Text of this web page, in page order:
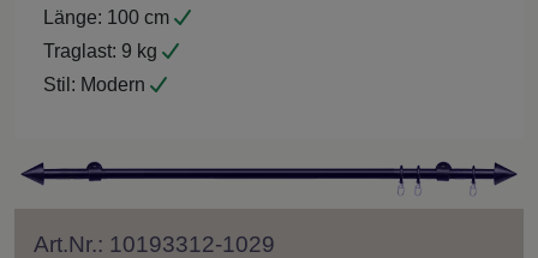
Länge: 100 cm
Traglast: 9 kg
Stil: Modern
Art.Nr.: 10193312-1029